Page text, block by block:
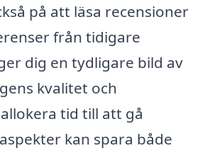
på att läsa recensioner
från tidigare
dig en tydligare bild av
kvalitet och
tid till att gå
kan spara både